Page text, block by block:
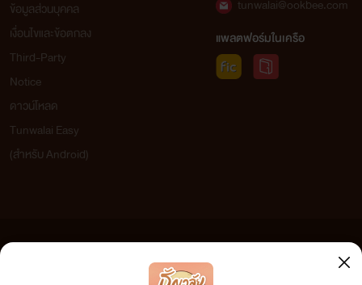
ข้อมูลส่วนบุคคล
เงื่อนไขและข้อตกลง
Third-Party
Notice
ดาวน์โหลด
Tunwalai Easy
(สำหรับ Android)
tunwalai@ookbee.com
แพลตฟอร์มในเครือ
เว็บไซต์แห่งนี้ไม่ได้เห็นด้วยและไม่ขอรับผิดชอบต่อข้อความใดๆ ทั้งสิ้น ดังนั้นผู้อ่านทุกท่านโปรดใช้